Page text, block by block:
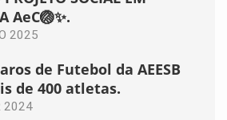
AeC🏐✨.
2025
de Futebol da AEESB
de 400 atletas.
2024